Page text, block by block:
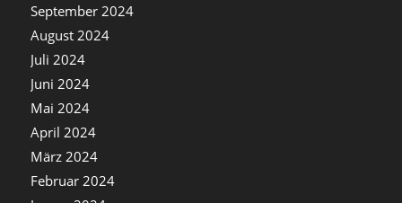
September 2024
August 2024
Juli 2024
Juni 2024
Mai 2024
April 2024
März 2024
Februar 2024